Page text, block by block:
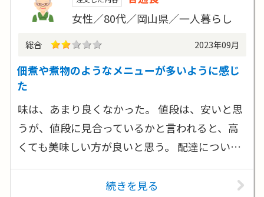
女性／80代／岡山県／一人暮らし
総合 2023年09月
佃煮や煮物のようなメニューが多いように感じ
た
味は、あまり良くなかった。 値段は、安いと思
うが、値段に見合っているかと言われると、高
くても美味しい方が良いと思う。 配達につい…
続きを見る